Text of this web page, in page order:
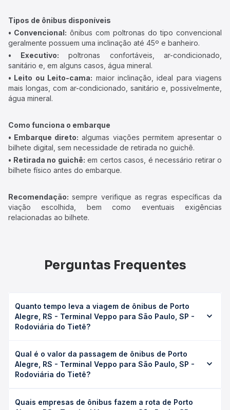
Tipos de ônibus disponíveis
• Convencional: ônibus com poltronas do tipo convencional
geralmente possuem uma inclinação até 45º e banheiro.
• Executivo: poltronas confortáveis, ar-condicionado,
sanitário e, em alguns casos, água mineral.
• Leito ou Leito-cama: maior inclinação, ideal para viagens
mais longas, com ar-condicionado, sanitário e, possivelmente,
água mineral.
Como funciona o embarque
• Embarque direto: algumas viações permitem apresentar o
bilhete digital, sem necessidade de retirada no guichê.
• Retirada no guichê: em certos casos, é necessário retirar o
bilhete físico antes do embarque.
Recomendação: sempre verifique as regras específicas da
viação escolhida, bem como eventuais exigências
relacionadas ao bilhete.
Perguntas Frequentes
Quanto tempo leva a viagem de ônibus de Porto
Alegre, RS - Terminal Veppo para São Paulo, SP -
Rodoviária do Tietê?
para São Paulo, SP - Rodoviária do Tietê leva em média
19h 29min, podendo variar conforme a viação, o tipo de
serviço (convencional, executivo ou leito) e as condições
disponíveis e vê a duração exata de cada opção na data
desejada.
Qual é o valor da passagem de ônibus de Porto
Alegre, RS - Terminal Veppo para São Paulo, SP -
Rodoviária do Tietê?
Terminal Veppo para São Paulo, SP - Rodoviária do Tietê
Quais empresas de ônibus fazem a rota de Porto